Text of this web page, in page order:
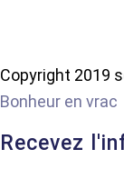
Copyright 2019
Bonheur en vrac
Recevez